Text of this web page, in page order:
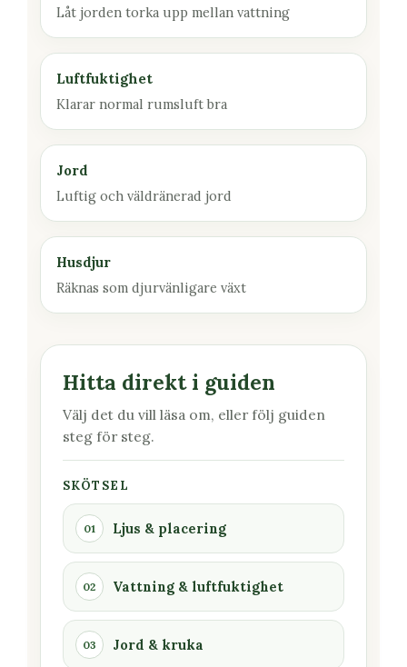
Låt jorden torka upp mellan vattning
Luftfuktighet
Klarar normal rumsluft bra
Jord
Luftig och väldränerad jord
Husdjur
Räknas som djurvänligare växt
Hitta direkt i guiden
Välj det du vill läsa om, eller följ guiden
steg för steg.
SKÖTSEL
01 Ljus & placering
02 Vattning & luftfuktighet
03 Jord & kruka